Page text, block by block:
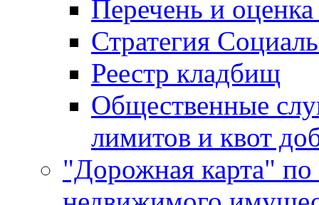
Перечень и
Стратегия
Реестр кладбищ
Общественные
лимитов и квот
"Дорожная карта"